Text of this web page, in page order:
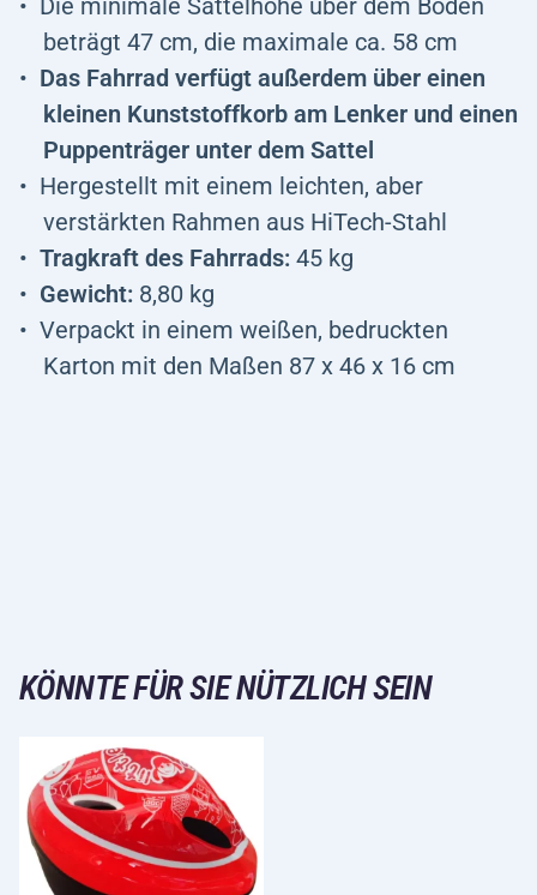
Die minimale Sattelhöhe über dem Boden
beträgt 47 cm, die maximale ca. 58 cm
Das Fahrrad verfügt außerdem über einen
kleinen Kunststoffkorb am Lenker und einen
Puppenträger unter dem Sattel
Hergestellt mit einem leichten, aber
verstärkten Rahmen aus HiTech-Stahl
Tragkraft des Fahrrads: 45 kg
Gewicht: 8,80 kg
Verpackt in einem weißen, bedruckten
Karton mit den Maßen 87 x 46 x 16 cm
KÖNNTE FÜR SIE NÜTZLICH SEIN